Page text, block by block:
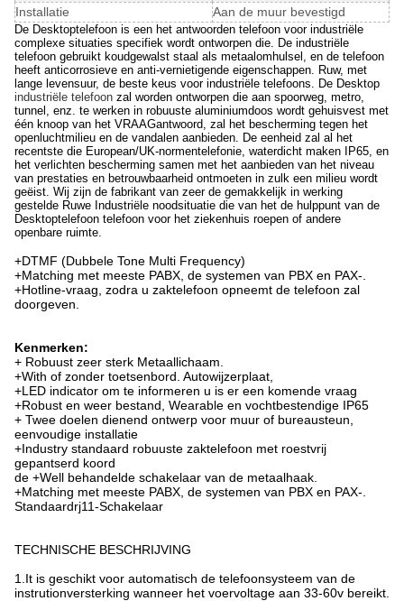
Installatie
Aan de muur bevestigd
De Desktoptelefoon is een het antwoorden telefoon voor industriële
complexe situaties specifiek wordt ontworpen die. De industriële
telefoon gebruikt koudgewalst staal als metaalomhulsel, en de telefoon
heeft anticorrosieve en anti-vernietigende eigenschappen. Ruw, met
lange levensuur, de beste keus voor industriële telefoons. De Desktop
industriële telefoon zal worden ontworpen die aan spoorweg, metro,
tunnel, enz. te werken in robuuste aluminiumdoos wordt gehuisvest met
één knoop van het VRAAGantwoord, zal het bescherming tegen het
openluchtmilieu en de vandalen aanbieden. De eenheid zal al het
recentste die European/UK-normentelefonie, waterdicht maken IP65, en
het verlichten bescherming samen met het aanbieden van het niveau
van prestaties en betrouwbaarheid ontmoeten in zulk een milieu wordt
geëist. Wij zijn de fabrikant van zeer de gemakkelijk in werking
gestelde Ruwe Industriële noodsituatie die van het de hulppunt van de
Desktoptelefoon telefoon voor het ziekenhuis roepen of andere
openbare ruimte.
+DTMF (Dubbele Tone Multi Frequency)
+Matching met meeste PABX, de systemen van PBX en PAX-.
+Hotline-vraag, zodra u zaktelefoon opneemt de telefoon zal
doorgeven.
Kenmerken:
+ Robuust zeer sterk Metaallichaam.
+With of zonder toetsenbord. Autowijzerplaat,
+LED indicator om te informeren u is er een komende vraag
+Robust en weer bestand, Wearable en vochtbestendige IP65
+ Twee doelen dienend ontwerp voor muur of bureausteun,
eenvoudige installatie
+Industry standaard robuuste zaktelefoon met roestvrij
gepantserd koord
de +Well behandelde schakelaar van de metaalhaak.
+Matching met meeste PABX, de systemen van PBX en PAX-.
Standaardrj11-Schakelaar
TECHNISCHE BESCHRIJVING
1.It is geschikt voor automatisch de telefoonsysteem van de
instrutionversterking wanneer het voervoltage aan 33-60v bereikt.